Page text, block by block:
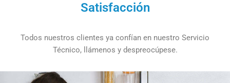
Satisfacción
Todos nuestros clientes ya confían en nuestro Servicio
Técnico, llámenos y despreocúpese.